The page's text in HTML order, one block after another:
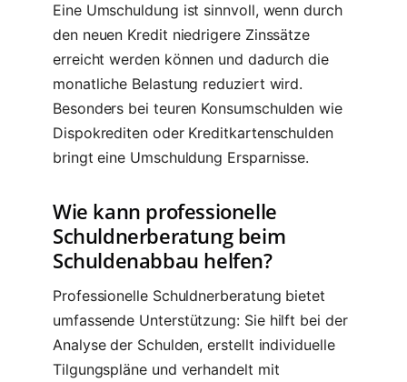
Eine Umschuldung ist sinnvoll, wenn durch
den neuen Kredit niedrigere Zinssätze
erreicht werden können und dadurch die
monatliche Belastung reduziert wird.
Besonders bei teuren Konsumschulden wie
Dispokrediten oder Kreditkartenschulden
bringt eine Umschuldung Ersparnisse.
Wie kann professionelle
Schuldnerberatung beim
Schuldenabbau helfen?
Professionelle Schuldnerberatung bietet
umfassende Unterstützung: Sie hilft bei der
Analyse der Schulden, erstellt individuelle
Tilgungspläne und verhandelt mit